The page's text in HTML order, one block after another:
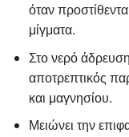
όταν
μίγματα.
Στο νερό
αποτρεπτικός
και μαγνησίου.
Μειώνει την